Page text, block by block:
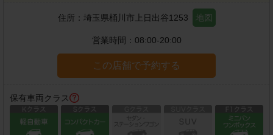
住所： 埼玉県桶川市上日出谷1253 地図
営業時間： 08:00-20:00
この店舗で予約する
保有車両クラス